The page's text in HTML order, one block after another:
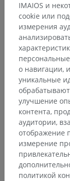
Переводы
Заметили
Не
перевода или
IMAIOS и
cookie или
измерения
о навигации,
уникальные
улучшение
контента,
аудитории,
отображение
измерение
политикой